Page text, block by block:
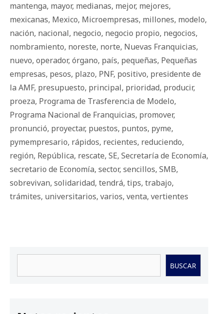
mantenga, mayor, medianas, mejor, mejores,
mexicanas, Mexico, Microempresas, millones, modelo,
nación, nacional, negocio, negocio propio, negocios,
nombramiento, noreste, norte, Nuevas Franquicias,
nuevo, operador, órgano, país, pequeñas, Pequeñas
empresas, pesos, plazo, PNF, positivo, presidente de
la AMF, presupuesto, principal, prioridad, producir,
proeza, Programa de Trasferencia de Modelo,
Programa Nacional de Franquicias, promover,
pronunció, proyectar, puestos, puntos, pyme,
pymempresario, rápidos, recientes, reduciendo,
región, República, rescate, SE, Secretaría de Economía,
secretario de Economía, sector, sencillos, SMB,
sobrevivan, solidaridad, tendrá, tips, trabajo,
trámites, universitarios, varios, venta, vertientes
BUSCAR